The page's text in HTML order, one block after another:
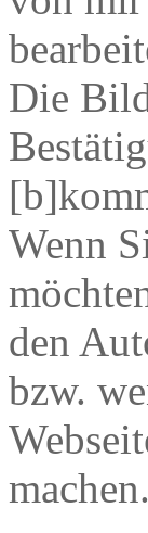
Die
Wenn
den
bzw.
machen.